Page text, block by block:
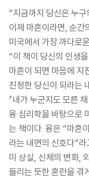
“지금까지 당신은 누
이제 마흔이라면, 순간
미국에서 가장 까다로
“이 책이 당신의 인생
마흔이 되면 마음에 지
진정한 당신이 되라는
『내가 누군지도 모른
융 심리학을 바탕으로
는 책이다. 융은 “마흔
라는 내면의 신호다”
미 상실, 신체의 변화,
들리는 듯한 혼란을 겪